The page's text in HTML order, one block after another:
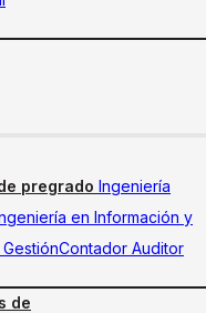
pregrado Ingeniería
en Información y
Contador Auditor
de